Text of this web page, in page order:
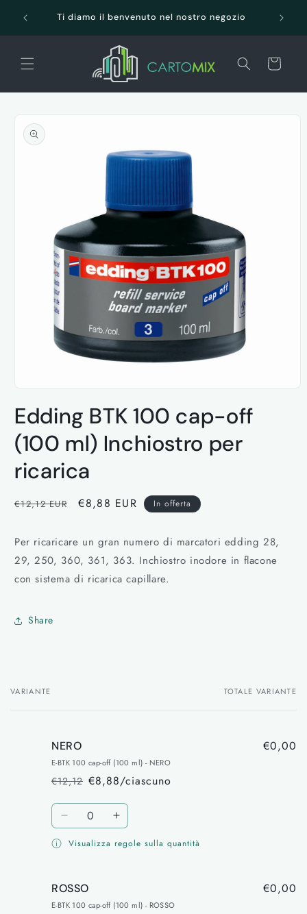
direttamenteTi diamo il benvenuto nel nostro negozio
Carrello
informazioni
sul prodotto
multimediali
1
in
finestra
modale
Edding BTK 100 cap-off
(100 ml) Inchiostro per
ricarica
Prezzo
listino
€12,12 EUR
Prezzo
€8,88 EUR In offerta
Per ricaricare un gran numero di marcatori edding 28,
29, 250, 360, 361, 363. Inchiostro inodore in flacone
con sistema di ricarica capillare.
Share
Il
VARIANTE TOTALE VARIANTE
NERO
E-BTK 100 cap-off (100 ml) - NERO
Prezzo
di
listino
€12,12
Prezzo
scontato
€8,88/ciascuno
€0,00
Quantità
Diminuisci
per
Aumenta
per
Visualizza regole sulla quantità
ROSSO
E-BTK 100 cap-off (100 ml) - ROSSO
€0,00